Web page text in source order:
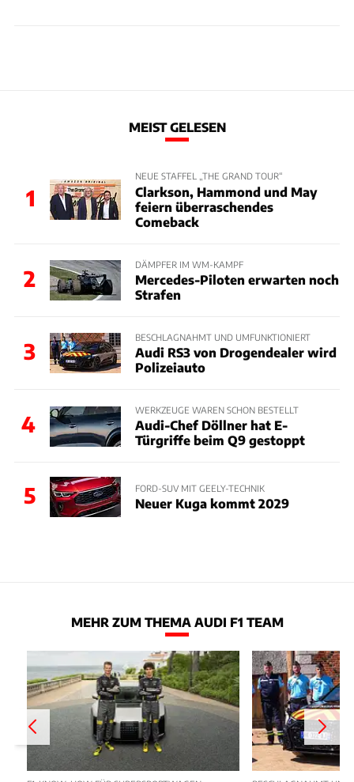
MEIST GELESEN
1
NEUE STAFFEL „THE GRAND TOUR“
Clarkson, Hammond und May
feiern überraschendes
Comeback
2
DÄMPFER IM WM-KAMPF
Mercedes-Piloten erwarten noch
Strafen
3
BESCHLAGNAHMT UND UMFUNKTIONIERT
Audi RS3 von Drogendealer wird
Polizeiauto
4
WERKZEUGE WAREN SCHON BESTELLT
Audi-Chef Döllner hat E-
Türgriffe beim Q9 gestoppt
5 FORD-SUV MIT GEELY-TECHNIK
Neuer Kuga kommt 2029
MEHR ZUM THEMA AUDI F1 TEAM